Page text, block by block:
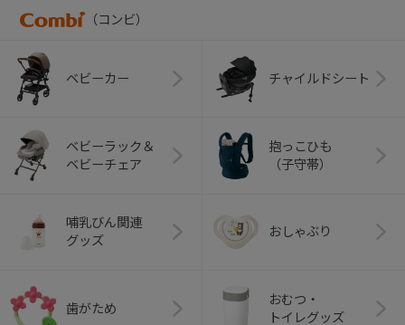
（コンビ）
ベビーカー チャイルドシート
ベビーラック＆
ベビーチェア
抱っこひも
（子守帯）
哺乳びん関連
グッズ
おしゃぶり
歯がため
おむつ・
トイレグッズ